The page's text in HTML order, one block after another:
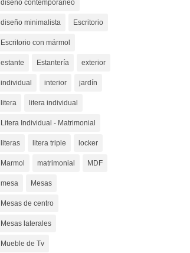
diseño contemporaneo
diseño minimalista Escritorio
Escritorio con mármol
estante Estantería exterior
individual interior jardín
litera litera individual
Litera Individual - Matrimonial
literas litera triple locker
Marmol matrimonial MDF
mesa Mesas
Mesas de centro
Mesas laterales
Mueble de Tv